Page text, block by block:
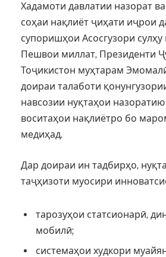
Хадамоти давлатии назорат
соҳаи нақлиёт ҷиҳати иҷрои
супоришҳои Асосгузори
Пешвои миллат, Президенти
Тоҷикистон муҳтарам
доираи талаботи
навсозии нуқтаҳои
воситаҳои нақлиётро бо
медиҳад.
Дар доираи ин тадбирҳо,
таҷҳизоти муосири
тарозуҳои статсионарӣ,
мобилӣ;
системаҳои худкори